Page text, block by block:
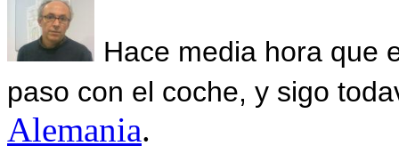
Hace media hora que
paso con el coche, y sigo
Alemania.